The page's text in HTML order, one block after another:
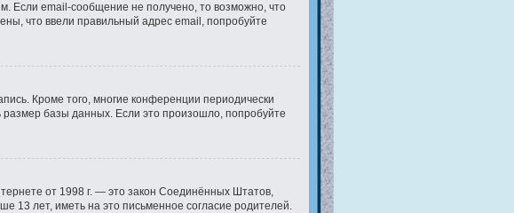
Если email-сообщение не получено, то возможно, что
что ввели правильный адрес email, попробуйте
Кроме того, многие конференции периодически
базы данных. Если это произошло, попробуйте
от 1998 г. — это закон Соединённых Штатов,
13 лет, иметь на это письменное согласие родителей.